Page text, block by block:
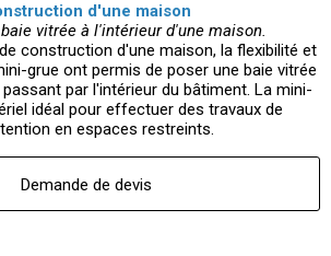
d'une maison
vitrée à l'intérieur d'une maison.
construction d'une maison, la flexibilité et
grue ont permis de poser une baie vitrée
par l'intérieur du bâtiment. La mini-
idéal pour effectuer des travaux de
en espaces restreints.
Demande de devis